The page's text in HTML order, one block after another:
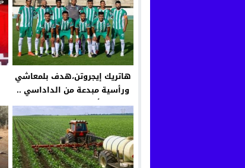
هاتريك إيجروتن،هدف بلمعاشي
ورأسية مبدعة من الداداسي ..
خمس أهداف لل”كاك” تصنع
الفرحة في مدرجات الملعب
البلدي بالقنيطرة